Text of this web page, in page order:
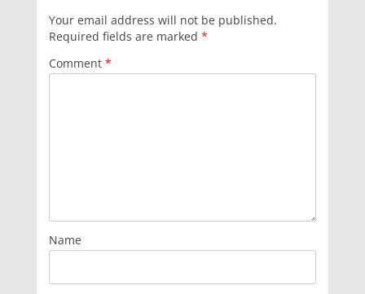
Your email address will not be published.
Required fields are marked *
Comment *
Name